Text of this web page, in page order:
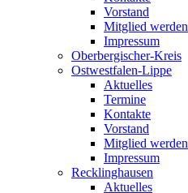
Vorstand
Mitglied werden
Impressum
Oberbergischer-Kreis
Ostwestfalen-Lippe
Aktuelles
Termine
Kontakte
Vorstand
Mitglied werden
Impressum
Recklinghausen
Aktuelles